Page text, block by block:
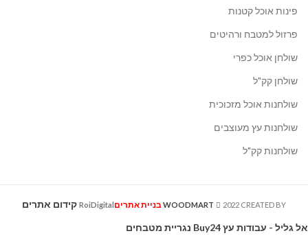
פינות אוכל קטנות
פרזול למטבח ורהיטים
שולחן אוכל כפרי
שולחן קק"ל
שולחנות אוכל מזכוכית
שולחנות עץ מעוצבים
שולחנות קק"ל
WOODMART 2022 CREATED BY בניית אתרים RoiDigital קידום אתרים
אל גליל - עבודות עץBuy24 נגריית מטבחים